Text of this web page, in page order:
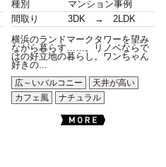
種別
マンション事例
間取り
3DK → 2LDK
横浜のランドマークタワーを望み
ながら暮らす……。リノベならで
はの好立地の暮らし。ワンちゃん
好きの...
広～いバルコニー
天井が高い
カフェ風
ナチュラル